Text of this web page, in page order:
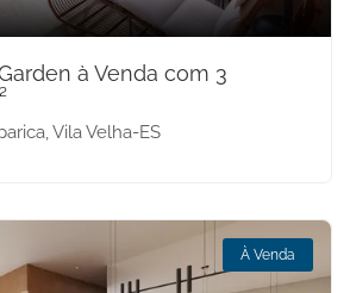
à Venda com 3
Vila Velha-ES
À Venda